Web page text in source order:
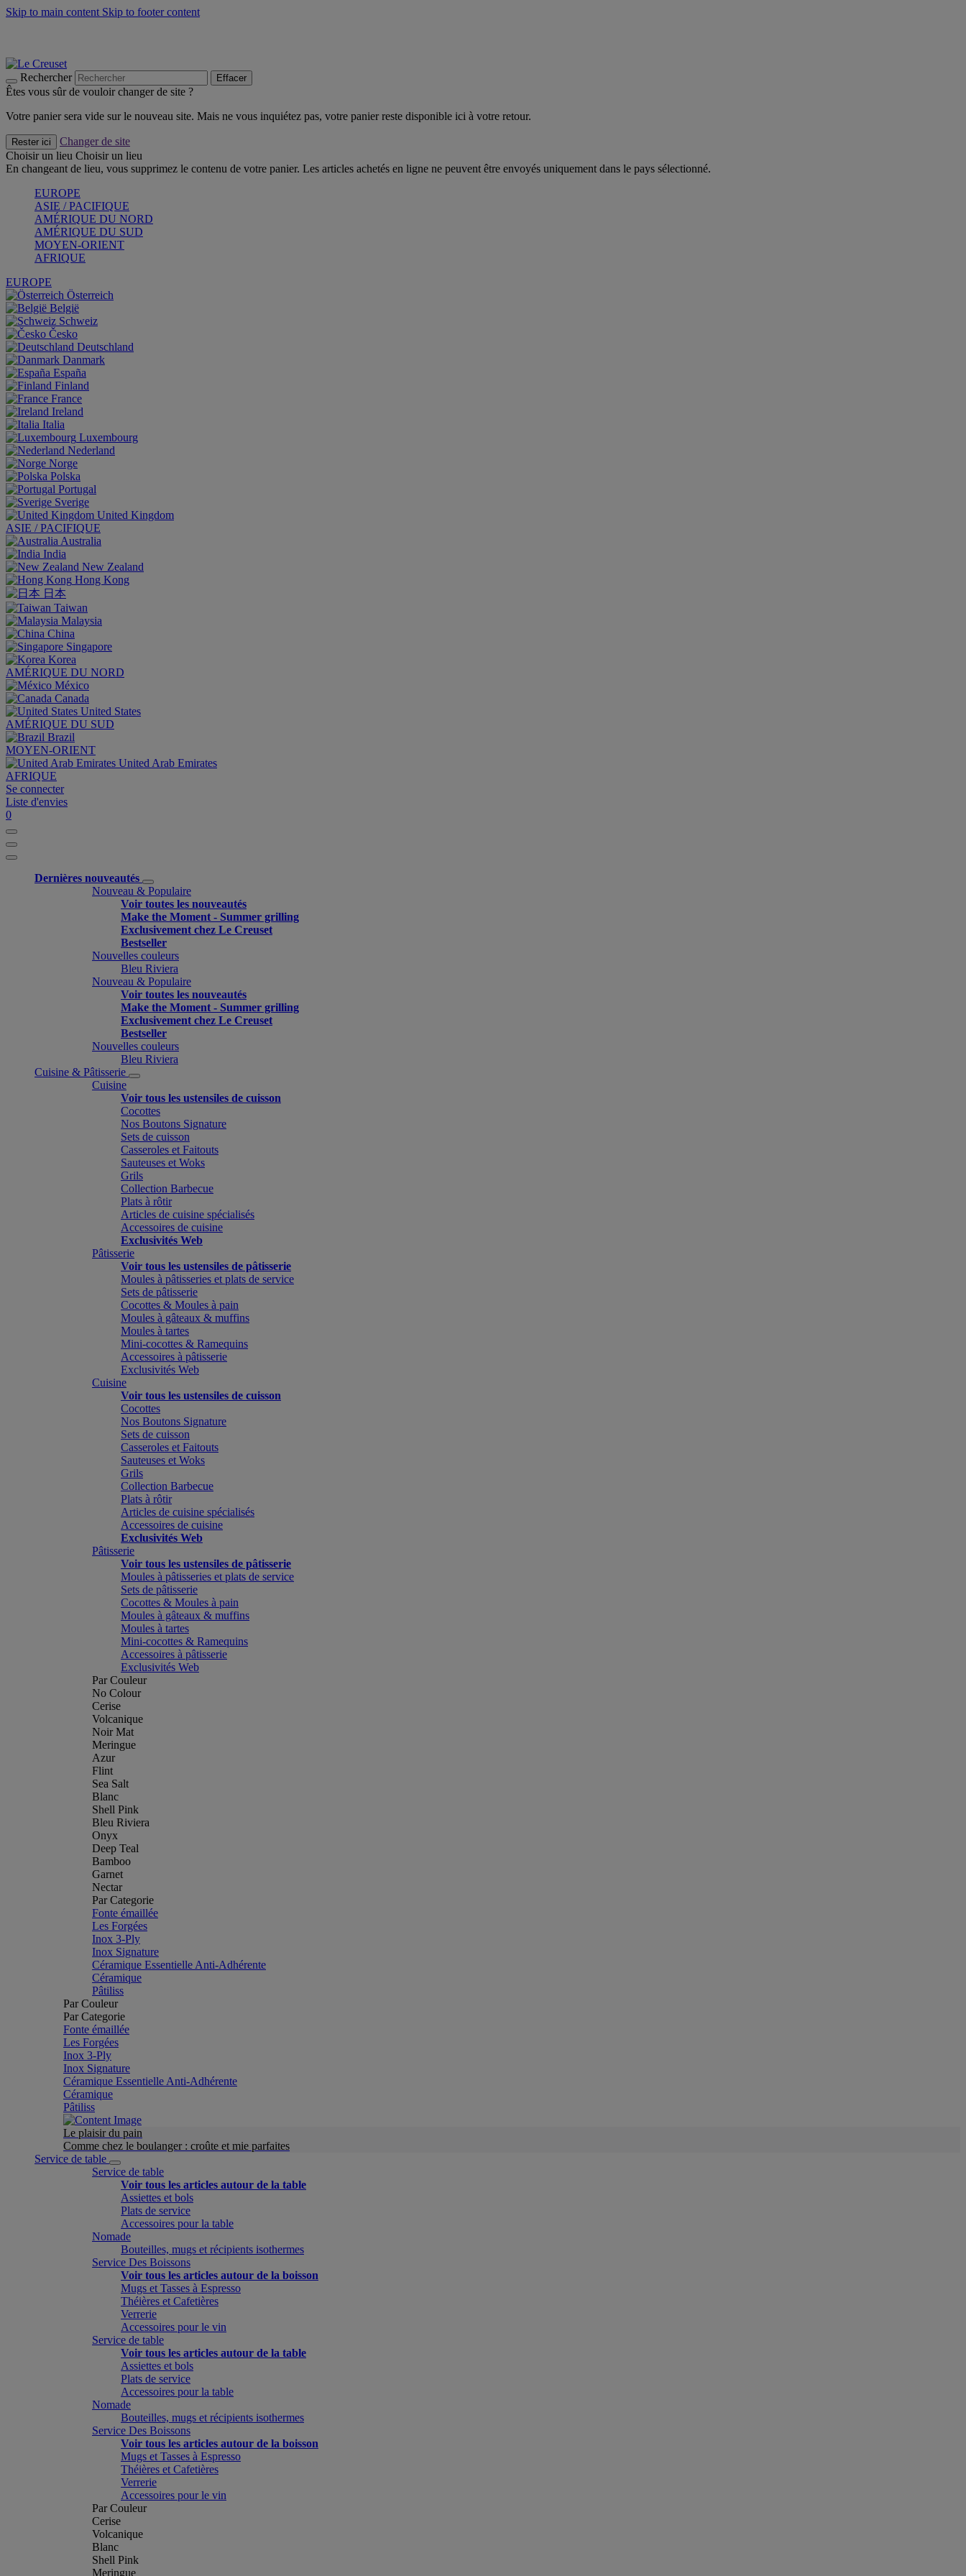
Skip to main content Skip to footer content
Rechercher Effacer
Êtes vous sûr de vouloir changer de site ?
Votre panier sera vide sur le nouveau site. Mais ne vous inquiétez pas, votre panier reste disponible ici à votre retour.
Rester ici
Changer de site
Choisir un lieu Choisir un lieu
En changeant de lieu, vous supprimez le contenu de votre panier. Les articles achetés en ligne ne peuvent être envoyés uniquement dans le pays sélectionné.
EUROPE
ASIE / PACIFIQUE
AMÉRIQUE DU NORD
AMÉRIQUE DU SUD
MOYEN-ORIENT
AFRIQUE
EUROPE
Österreich
België
Schweiz
Česko
Deutschland
Danmark
España
Finland
France
Ireland
Italia
Luxembourg
Nederland
Norge
Polska
Portugal
Sverige
United Kingdom
ASIE / PACIFIQUE
Australia
India
New Zealand
Hong Kong
日本
Taiwan
Malaysia
China
Singapore
Korea
AMÉRIQUE DU NORD
México
Canada
United States
AMÉRIQUE DU SUD
Brazil
MOYEN-ORIENT
United Arab Emirates
AFRIQUE
Se connecter
Liste d'envies
0
Dernières nouveautés
Nouveau & Populaire
Voir toutes les nouveautés
Make the Moment - Summer grilling
Exclusivement chez Le Creuset
Bestseller
Nouvelles couleurs
Bleu Riviera
Nouveau & Populaire
Voir toutes les nouveautés
Make the Moment - Summer grilling
Exclusivement chez Le Creuset
Bestseller
Nouvelles couleurs
Bleu Riviera
Cuisine & Pâtisserie
Cuisine
Voir tous les ustensiles de cuisson
Cocottes
Nos Boutons Signature
Sets de cuisson
Casseroles et Faitouts
Sauteuses et Woks
Grils
Collection Barbecue
Plats à rôtir
Articles de cuisine spécialisés
Accessoires de cuisine
Exclusivités Web
Pâtisserie
Voir tous les ustensiles de pâtisserie
Moules à pâtisseries et plats de service
Sets de pâtisserie
Cocottes & Moules à pain
Moules à gâteaux & muffins
Moules à tartes
Mini-cocottes & Ramequins
Accessoires à pâtisserie
Exclusivités Web
Cuisine
Voir tous les ustensiles de cuisson
Cocottes
Nos Boutons Signature
Sets de cuisson
Casseroles et Faitouts
Sauteuses et Woks
Grils
Collection Barbecue
Plats à rôtir
Articles de cuisine spécialisés
Accessoires de cuisine
Exclusivités Web
Pâtisserie
Voir tous les ustensiles de pâtisserie
Moules à pâtisseries et plats de service
Sets de pâtisserie
Cocottes & Moules à pain
Moules à gâteaux & muffins
Moules à tartes
Mini-cocottes & Ramequins
Accessoires à pâtisserie
Exclusivités Web
Par Couleur
No Colour
Cerise
Volcanique
Noir Mat
Meringue
Azur
Flint
Sea Salt
Blanc
Shell Pink
Bleu Riviera
Onyx
Deep Teal
Bamboo
Garnet
Nectar
Par Categorie
Fonte émaillée
Les Forgées
Inox 3-Ply
Inox Signature
Céramique Essentielle Anti-Adhérente
Céramique
Pâtiliss
Par Couleur
Par Categorie
Fonte émaillée
Les Forgées
Inox 3-Ply
Inox Signature
Céramique Essentielle Anti-Adhérente
Céramique
Pâtiliss
Le plaisir du pain
Comme chez le boulanger : croûte et mie parfaites
Service de table
Service de table
Voir tous les articles autour de la table
Assiettes et bols
Plats de service
Accessoires pour la table
Nomade
Bouteilles, mugs et récipients isothermes
Service Des Boissons
Voir tous les articles autour de la boisson
Mugs et Tasses à Espresso
Théières et Cafetières
Verrerie
Accessoires pour le vin
Service de table
Voir tous les articles autour de la table
Assiettes et bols
Plats de service
Accessoires pour la table
Nomade
Bouteilles, mugs et récipients isothermes
Service Des Boissons
Voir tous les articles autour de la boisson
Mugs et Tasses à Espresso
Théières et Cafetières
Verrerie
Accessoires pour le vin
Par Couleur
Cerise
Volcanique
Blanc
Shell Pink
Meringue